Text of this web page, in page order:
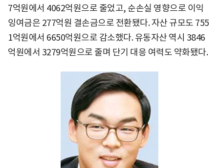
7억원에서 4062억원으로 줄었고, 순손실 영향으로 이익
잉여금은 277억원 결손금으로 전환됐다. 자산 규모도 755
1억원에서 6650억원으로 감소했다. 유동자산 역시 3846
억원에서 3279억원으로 줄며 단기 대응 여력도 약화됐다.